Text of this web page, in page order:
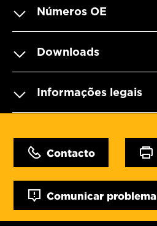
Números OE
Downloads
Informações legais
Contacto
Comunicar problema